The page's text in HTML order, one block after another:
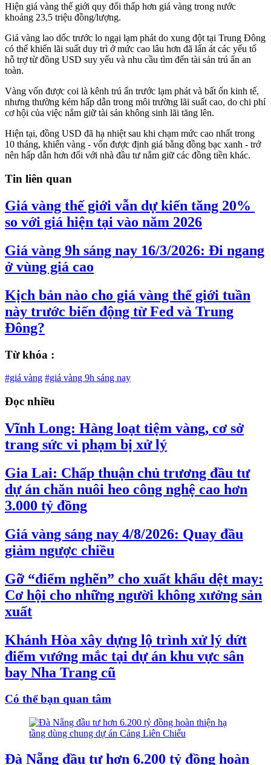
Hiện giá vàng thế giới quy đổi thấp hơn giá vàng trong nước
khoảng 23,5 triệu đồng/lượng.
Giá vàng lao dốc trước lo ngại lạm phát do xung đột tại Trung Đông
có thể khiến lãi suất duy trì ở mức cao lâu hơn đã lấn át các yếu tố
hỗ trợ từ đồng USD suy yếu và nhu cầu tìm đến tài sản trú ẩn an
toàn.
Vàng vốn được coi là kênh trú ẩn trước lạm phát và bất ổn kinh tế,
nhưng thường kém hấp dẫn trong môi trường lãi suất cao, do chi phí
cơ hội của việc nắm giữ tài sản không sinh lãi tăng lên.
Hiện tại, đồng USD đã hạ nhiệt sau khi chạm mức cao nhất trong
10 tháng, khiến vàng - vốn được định giá bằng đồng bạc xanh - trở
nên hấp dẫn hơn đối với nhà đầu tư nắm giữ các đồng tiền khác.
Tin liên quan
Giá vàng thế giới vẫn dự kiến ​​tăng 20% ​​
so với giá hiện tại vào năm 2026
Giá vàng 9h sáng nay 16/3/2026: Đi ngang
ở vùng giá cao
Kịch bản nào cho giá vàng thế giới tuần
này trước biến động từ Fed và Trung
Đông?
Từ khóa :
#giá vàng #giá vàng 9h sáng nay
Đọc nhiều
Vĩnh Long: Hàng loạt tiệm vàng, cơ sở
trang sức vi phạm bị xử lý
Gia Lai: Chấp thuận chủ trương đầu tư
dự án chăn nuôi heo công nghệ cao hơn
3.000 tỷ đồng
Giá vàng sáng nay 4/8/2026: Quay đầu
giảm ngược chiều
Gỡ “điểm nghẽn” cho xuất khẩu dệt may:
Cơ hội cho những người không xưởng sản
xuất
Khánh Hòa xây dựng lộ trình xử lý dứt
điểm vướng mắc tại dự án khu vực sân
bay Nha Trang cũ
Có thể bạn quan tâm
Đà Nẵng đầu tư hơn 6.200 tỷ đồng hoàn